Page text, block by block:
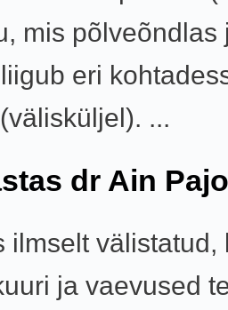
mis põlveõndlas
eri
...
dr Ain
ilmselt välistatud,
ja vaevused